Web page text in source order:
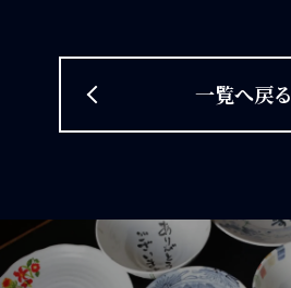
一覧へ戻る